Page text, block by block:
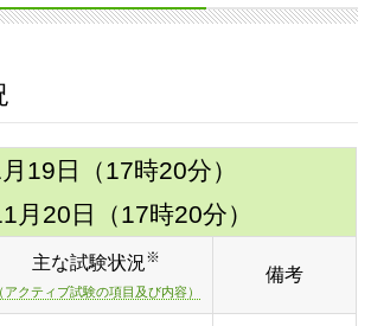
19日（17時20分）
月20日（17時20分）
主な試験状況※
（アクティブ試験の項目及び内容）
備考